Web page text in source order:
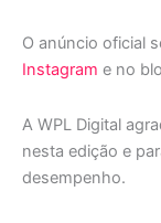
O anúncio oficial
Instagram e no
A WPL Digital
nesta edição e
desempenho.